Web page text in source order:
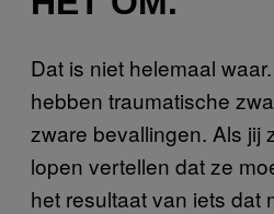
Dat is niet helemaal
hebben traumatische
zware bevallingen. Als jij
lopen vertellen dat ze
het resultaat van iets dat